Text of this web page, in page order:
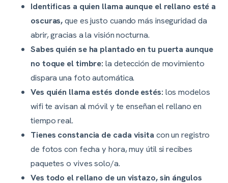
Identificas a quien llama aunque el rellano esté a
oscuras,que es justo cuando más inseguridad da
abrir, gracias a la visión nocturna.
Sabes quién se ha plantado en tu puerta aunque
no toque el timbre: la detección de movimiento
dispara una foto automática.
Ves quién llama estés donde estés: los modelos
wifi te avisan al móvil y te enseñan el rellano en
tiempo real.
Tienes constancia de cada visita con un registro
de fotos con fecha y hora, muy útil si recibes
paquetes o vives solo/a.
Ves todo el rellano de un vistazo, sin ángulos